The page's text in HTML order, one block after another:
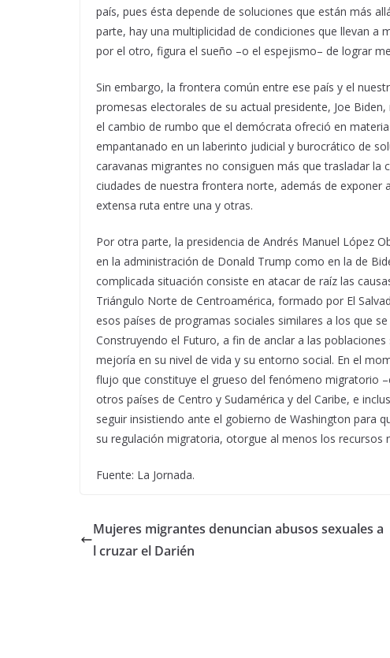
país, pues ésta depende de soluciones que están más
parte, hay una multiplicidad de condiciones que llevan a
por el otro, figura el sueño –o el espejismo– de lograr
Sin embargo, la frontera común entre ese país y el
promesas electorales de su actual presidente, Joe
el cambio de rumbo que el demócrata ofreció en
empantanado en un laberinto judicial y burocrático de
caravanas migrantes no consiguen más que trasladar la
ciudades de nuestra frontera norte, además de exponer
extensa ruta entre una y otras.
Por otra parte, la presidencia de Andrés Manuel López
en la administración de Donald Trump como en la de
complicada situación consiste en atacar de raíz las
Triángulo Norte de Centroamérica, formado por El
esos países de programas sociales similares a los que
Construyendo el Futuro, a fin de anclar a las
mejoría en su nivel de vida y su entorno social. En el
flujo que constituye el grueso del fenómeno migratorio
otros países de Centro y Sudamérica y del Caribe, e
seguir insistiendo ante el gobierno de Washington para
su regulación migratoria, otorgue al menos los recursos
Fuente: La Jornada.
Mujeres migrantes denuncian abusos sexuales a
l cruzar el Darién